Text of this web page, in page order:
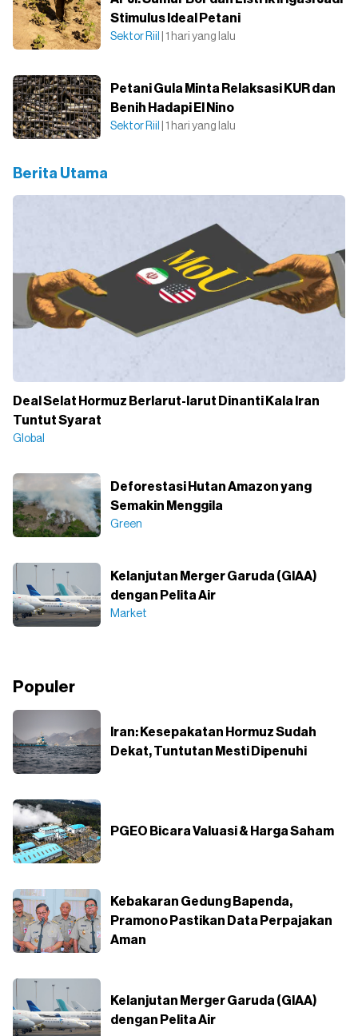
Stimulus Ideal Petani
Sektor Riil | 1 hari yang lalu
Petani Gula Minta Relaksasi KUR dan
Benih Hadapi El Nino
Sektor Riil | 1 hari yang lalu
Berita Utama
Deal Selat Hormuz Berlarut-larut Dinanti Kala Iran
Tuntut Syarat
Global
Deforestasi Hutan Amazon yang
Semakin Menggila
Green
Kelanjutan Merger Garuda (GIAA)
dengan Pelita Air
Market
Populer
Iran: Kesepakatan Hormuz Sudah
Dekat, Tuntutan Mesti Dipenuhi
PGEO Bicara Valuasi & Harga Saham
Kebakaran Gedung Bapenda,
Pramono Pastikan Data Perpajakan
Aman
Kelanjutan Merger Garuda (GIAA)
dengan Pelita Air